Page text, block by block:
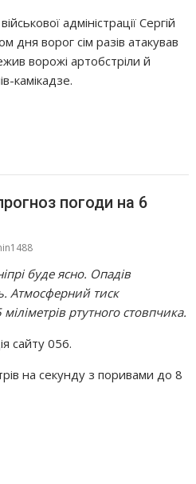
адміністрації Сергій
дня ворог сім разів атакував
ворожі артобстріли й
камікадзе.
погоди на 6
буде ясно. Опадів
Атмосферний тиск
ртутного стовпчика.
сайту 056.
на секунду з поривами до 8